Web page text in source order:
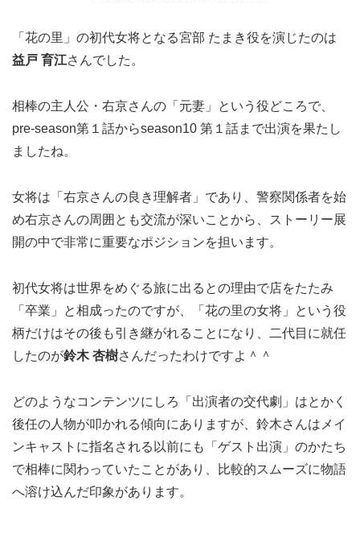
「花の里」の初代女将となる宮部 たまき役を演じたのは
益戸 育江さんでした。
相棒の主人公・右京さんの「元妻」という役どころで、
pre-season第１話からseason10 第１話まで出演を果たし
ましたね。
女将は「右京さんの良き理解者」であり、警察関係者を始
め右京さんの周囲とも交流が深いことから、ストーリー展
開の中で非常に重要なポジションを担います。
初代女将は世界をめぐる旅に出るとの理由で店をたたみ
「卒業」と相成ったのですが、「花の里の女将」という役
柄だけはその後も引き継がれることになり、二代目に就任
したのが鈴木 杏樹さんだったわけですよ＾＾
どのようなコンテンツにしろ「出演者の交代劇」はとかく
後任の人物が叩かれる傾向にありますが、鈴木さんはメイ
ンキャストに指名される以前にも「ゲスト出演」のかたち
で相棒に関わっていたことがあり、比較的スムーズに物語
へ溶け込んだ印象があります。